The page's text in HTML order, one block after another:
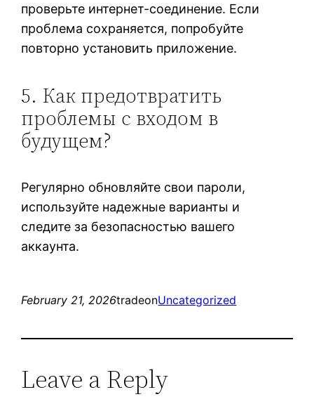
проверьте интернет-соединение. Если
проблема сохраняется, попробуйте
повторно установить приложение.
5. Как предотвратить
проблемы с входом в
будущем?
Регулярно обновляйте свои пароли,
используйте надежные варианты и
следите за безопасностью вашего
аккаунта.
February 21, 2026tradeonUncategorized
Leave a Reply